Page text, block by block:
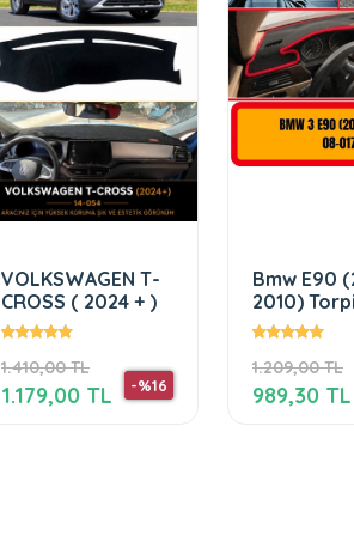
VOLKSWAGEN T-
CROSS ( 2024 + )
1.410,00 TL
-%16
1.179,00 TL
Bmw E90
2010)
Koruma
1.209,00 TL
989,30 TL